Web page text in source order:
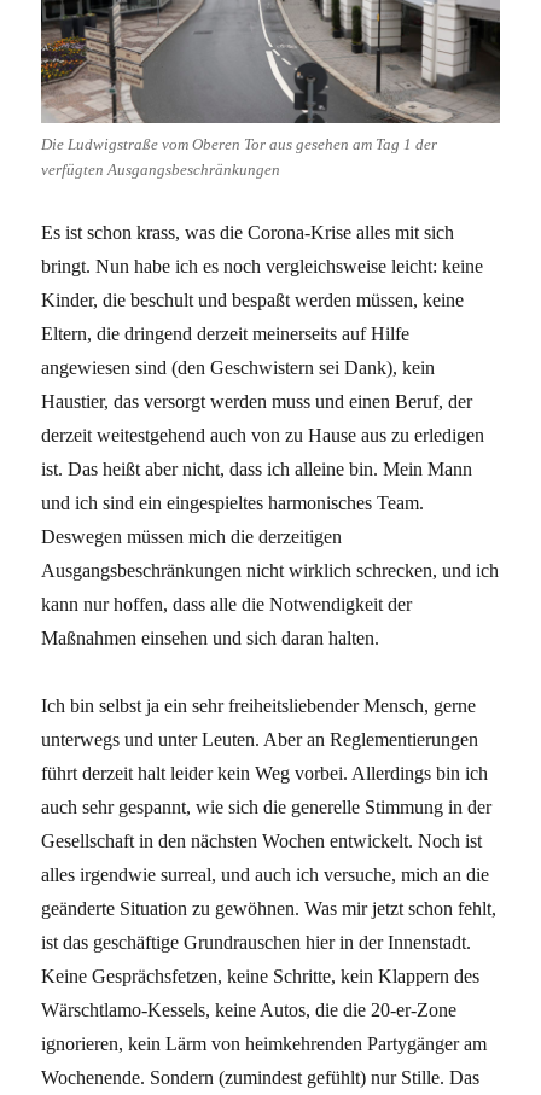
Die Ludwigstraße vom Oberen Tor aus gesehen am Tag 1 der
verfügten Ausgangsbeschränkungen
Es ist schon krass, was die Corona-Krise alles mit sich
bringt. Nun habe ich es noch vergleichsweise leicht: keine
Kinder, die beschult und bespaßt werden müssen, keine
Eltern, die dringend derzeit meinerseits auf Hilfe
angewiesen sind (den Geschwistern sei Dank), kein
Haustier, das versorgt werden muss und einen Beruf, der
derzeit weitestgehend auch von zu Hause aus zu erledigen
ist. Das heißt aber nicht, dass ich alleine bin. Mein Mann
und ich sind ein eingespieltes harmonisches Team.
Deswegen müssen mich die derzeitigen
Ausgangsbeschränkungen nicht wirklich schrecken, und ich
kann nur hoffen, dass alle die Notwendigkeit der
Maßnahmen einsehen und sich daran halten.
Ich bin selbst ja ein sehr freiheitsliebender Mensch, gerne
unterwegs und unter Leuten. Aber an Reglementierungen
führt derzeit halt leider kein Weg vorbei. Allerdings bin ich
auch sehr gespannt, wie sich die generelle Stimmung in der
Gesellschaft in den nächsten Wochen entwickelt. Noch ist
alles irgendwie surreal, und auch ich versuche, mich an die
geänderte Situation zu gewöhnen. Was mir jetzt schon fehlt,
ist das geschäftige Grundrauschen hier in der Innenstadt.
Keine Gesprächsfetzen, keine Schritte, kein Klappern des
Wärschtlamo-Kessels, keine Autos, die die 20-er-Zone
ignorieren, kein Lärm von heimkehrenden Partygänger am
Wochenende. Sondern (zumindest gefühlt) nur Stille. Das